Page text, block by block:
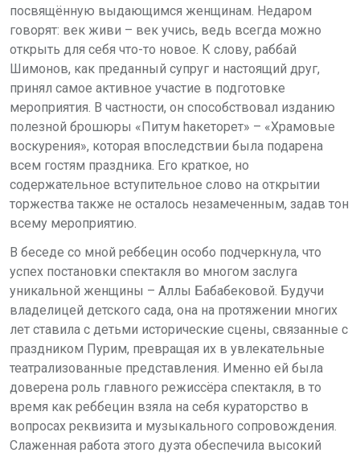
посвящённую выдающимся женщинам. Недаром
говорят: век живи – век учись, ведь всегда можно
открыть для себя что-то новое. К слову, раббай
Шимонов, как преданный супруг и настоящий друг,
принял самое активное участие в подготовке
мероприятия. В частности, он способствовал изданию
полезной брошюры «Питум hакеторет» – «Храмовые
воскурения», которая впоследствии была подарена
всем гостям праздника. Его краткое, но
содержательное вступительное слово на открытии
торжества также не осталось незамеченным, задав тон
всему мероприятию.
В беседе со мной реббецин особо подчеркнула, что
успех постановки спектакля во многом заслуга
уникальной женщины – Аллы Бабабековой. Будучи
владелицей детского сада, она на протяжении многих
лет ставила с детьми исторические сцены, связанные с
праздником Пурим, превращая их в увлекательные
театрализованные представления. Именно ей была
доверена роль главного режиссёра спектакля, в то
время как реббецин взяла на себя кураторство в
вопросах реквизита и музыкального сопровождения.
Слаженная работа этого дуэта обеспечила высокий